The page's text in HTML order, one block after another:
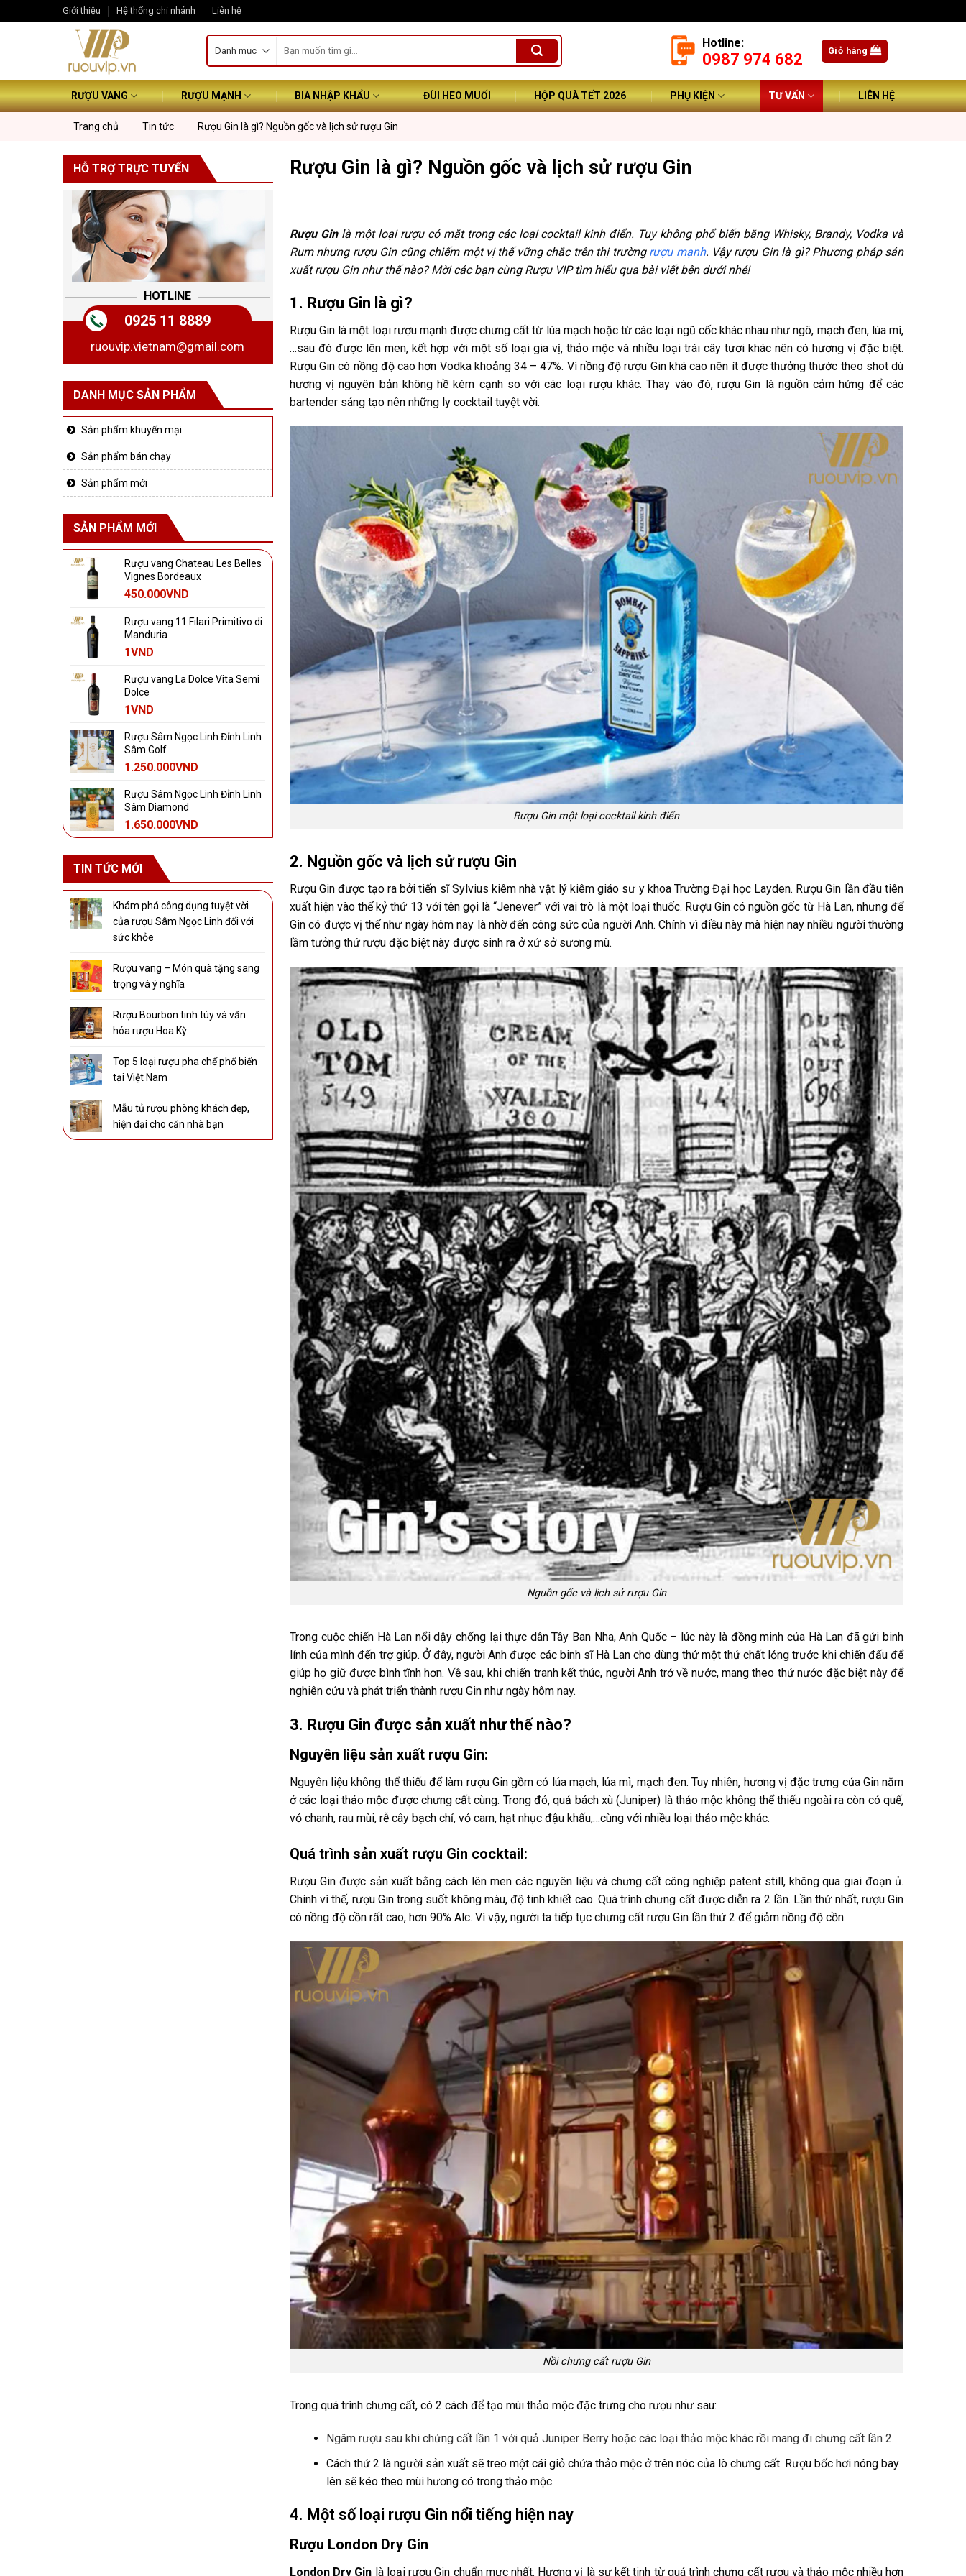
to
Giới thiệu Hệ thống chi nhánh Liên hệ
kiếm:
Hotline:
0987 974 682 Giỏ hàng
RƯỢU VANG RƯỢU MẠNH BIA NHẬP KHẨU ĐÙI HEO MUỐI HỘP QUÀ TẾT 2026 PHỤ KIỆN TƯ VẤN LIÊN HỆ
Trang chủ Tin tức Rượu Gin là gì? Nguồn gốc và lịch sử rượu Gin
HỖ TRỢ TRỰC TUYẾN
HOTLINE
0925 11 8889
ruouvip.vietnam@gmail.com
DANH MỤC SẢN PHẨM
Sản phẩm khuyến mại
Sản phẩm bán chạy
Sản phẩm mới
SẢN PHẨM MỚI
Rượu vang Chateau Les Belles
Vignes Bordeaux
450.000VND
Rượu vang 11 Filari Primitivo di
Manduria
1VND
Rượu vang La Dolce Vita Semi
Dolce
1VND
Rượu Sâm Ngọc Linh Đỉnh Linh
Sâm Golf
1.250.000VND
Rượu Sâm Ngọc Linh Đỉnh Linh
Sâm Diamond
1.650.000VND
TIN TỨC MỚI
Khám phá công dụng tuyệt vời
của rượu Sâm Ngọc Linh đối với
sức khỏe
Rượu vang – Món quà tặng sang
trọng và ý nghĩa
Rượu Bourbon tinh túy và văn
hóa rượu Hoa Kỳ
Top 5 loại rượu pha chế phổ biến
tại Việt Nam
Mẫu tủ rượu phòng khách đẹp,
hiện đại cho căn nhà bạn
Rượu Gin là gì? Nguồn gốc và lịch sử rượu Gin
Rượu Ginlà một loại rượu có mặt trong các loại cocktail kinh điển. Tuy không phổ biến bằng Whisky, Brandy, Vodka và
Rum nhưng rượu Gin cũng chiếm một vị thế vững chắc trên thị trường rượu mạnh. Vậy rượu Gin là gì? Phương pháp sản
xuất rượu Gin như thế nào? Mời các bạn cùng Rượu VIP tìm hiểu qua bài viết bên dưới nhé!
1. Rượu Gin là gì?
Rượu Gin là một loại rượu mạnh được chưng cất từ lúa mạch hoặc từ các loại ngũ cốc khác nhau như ngô, mạch đen, lúa mì,
…sau đó được lên men, kết hợp với một số loại gia vị, thảo mộc và nhiều loại trái cây tươi khác nên có hương vị đặc biệt.
Rượu Gin có nồng độ cao hơn Vodka khoảng 34 – 47%. Vì nồng độ rượu Gin khá cao nên ít được thưởng thước theo shot dù
hương vị nguyên bản không hề kém cạnh so với các loại rượu khác. Thay vào đó, rượu Gin là nguồn cảm hứng để các
bartender sáng tạo nên những ly cocktail tuyệt vời.
Rượu Gin một loại cocktail kinh điển
2. Nguồn gốc và lịch sử rượu Gin
Rượu Gin được tạo ra bởi tiến sĩ Sylvius kiêm nhà vật lý kiêm giáo sư y khoa Trường Đại học Layden. Rượu Gin lần đầu tiên
xuất hiện vào thế kỷ thứ 13 với tên gọi là “Jenever” với vai trò là một loại thuốc. Rượu Gin có nguồn gốc từ Hà Lan, nhưng để
Gin có được vị thế như ngày hôm nay là nhờ đến công sức của người Anh. Chính vì điều này mà hiện nay nhiều người thường
lầm tưởng thứ rượu đặc biệt này được sinh ra ở xứ sở sương mù.
Nguồn gốc và lịch sử rượu Gin
Trong cuộc chiến Hà Lan nổi dậy chống lại thực dân Tây Ban Nha, Anh Quốc – lúc này là đồng minh của Hà Lan đã gửi binh
lính của mình đến trợ giúp. Ở đây, người Anh được các binh sĩ Hà Lan cho dùng thử một thứ chất lỏng trước khi chiến đấu để
giúp họ giữ được bình tĩnh hơn. Về sau, khi chiến tranh kết thúc, người Anh trở về nước, mang theo thứ nước đặc biệt này để
nghiên cứu và phát triển thành rượu Gin như ngày hôm nay.
3. Rượu Gin được sản xuất như thế nào?
Nguyên liệu sản xuất rượu Gin:
Nguyên liệu không thể thiếu để làm rượu Gin gồm có lúa mạch, lúa mì, mạch đen. Tuy nhiên, hương vị đặc trưng của Gin nằm
ở các loại thảo mộc được chưng cất cùng. Trong đó, quả bách xù (Juniper) là thảo mộc không thể thiếu ngoài ra còn có quế,
vỏ chanh, rau mùi, rễ cây bạch chỉ, vỏ cam, hạt nhục đậu khấu,…cùng với nhiều loại thảo mộc khác.
Quá trình sản xuất rượu Gin cocktail:
Rượu Gin được sản xuất bằng cách lên men các nguyên liệu và chưng cất công nghiệp patent still, không qua giai đoạn ủ.
Chính vì thế, rượu Gin trong suốt không màu, độ tinh khiết cao. Quá trình chưng cất được diễn ra 2 lần. Lần thứ nhất, rượu Gin
có nồng độ cồn rất cao, hơn 90% Alc. Vì vậy, người ta tiếp tục chưng cất rượu Gin lần thứ 2 để giảm nồng độ cồn.
Nồi chưng cất rượu Gin
Trong quá trình chưng cất, có 2 cách để tạo mùi thảo mộc đặc trưng cho rượu như sau:
Ngâm rượu sau khi chứng cất lần 1 với quả Juniper Berry hoặc các loại thảo mộc khác rồi mang đi chưng cất lần 2.
Cách thứ 2 là người sản xuất sẽ treo một cái giỏ chứa thảo mộc ở trên nóc của lò chưng cất. Rượu bốc hơi nóng bay
lên sẽ kéo theo mùi hương có trong thảo mộc.
4. Một số loại rượu Gin nổi tiếng hiện nay
Rượu London Dry Gin
London Dry Gin là loại rượu Gin chuẩn mực nhất. Hương vị là sự kết tinh từ quá trình chưng cất rượu và thảo mộc nhiều hơn